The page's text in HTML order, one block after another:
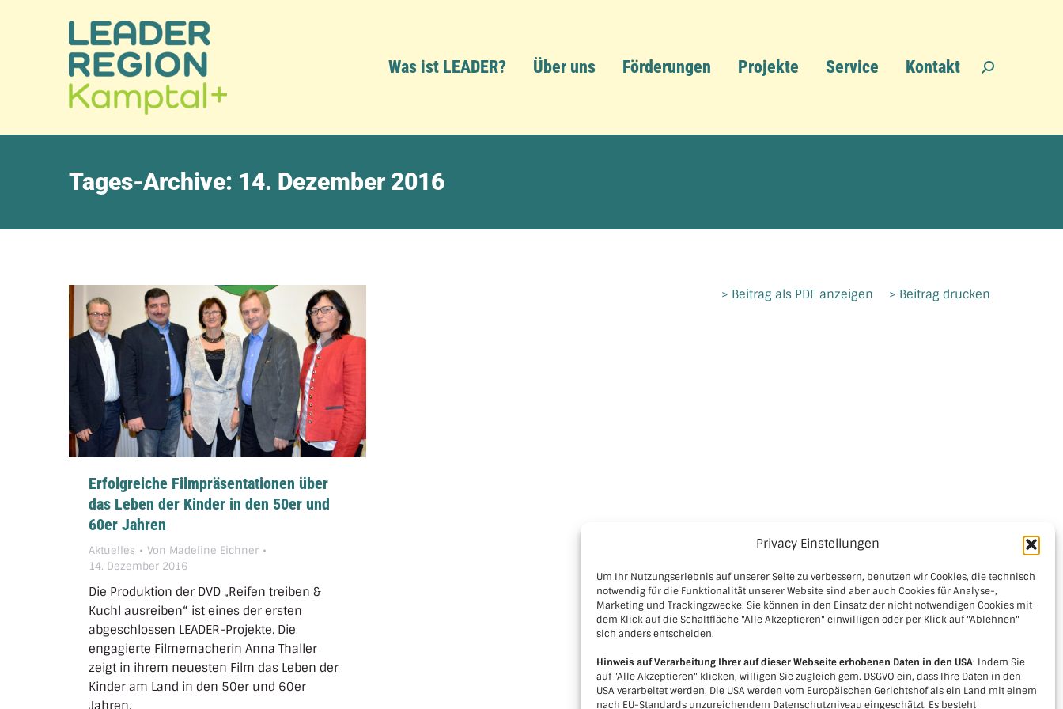
Privacy Einstellungen
Um Ihr Nutzungserlebnis auf unserer Seite zu verbessern, benutzen wir Cookies, die technisch
notwendig für die Funktionalität unserer Website sind aber auch Cookies für Analyse-,
Marketing und Trackingzwecke. Sie können in den Einsatz der nicht notwendigen Cookies mit
dem Klick auf die Schaltfläche "Alle Akzeptieren" einwilligen oder per Klick auf "Ablehnen"
sich anders entscheiden.
Hinweis auf Verarbeitung Ihrer auf dieser Webseite erhobenen Daten in den USA: Indem Sie
auf "Alle Akzeptieren" klicken, willigen Sie zugleich gem. DSGVO ein, dass Ihre Daten in den
USA verarbeitet werden. Die USA werden vom Europäischen Gerichtshof als ein Land mit einem
nach EU-Standards unzureichendem Datenschutzniveau eingeschätzt. Es besteht
Was ist LEADER? Über uns Förderungen Projekte Service Kontakt Search:
Tages-Archive: 14. Dezember 2016
Erfolgreiche Filmpräsentationen über
das Leben der Kinder in den 50er und
60er Jahren
Aktuelles Von Madeline Eichner
14. Dezember 2016
Die Produktion der DVD „Reifen treiben &
Kuchl ausreiben“ ist eines der ersten
abgeschlossen LEADER-Projekte. Die
engagierte Filmemacherin Anna Thaller
zeigt in ihrem neuesten Film das Leben der
Kinder am Land in den 50er und 60er
Jahren.
> Beitrag als PDF anzeigen > Beitrag drucken